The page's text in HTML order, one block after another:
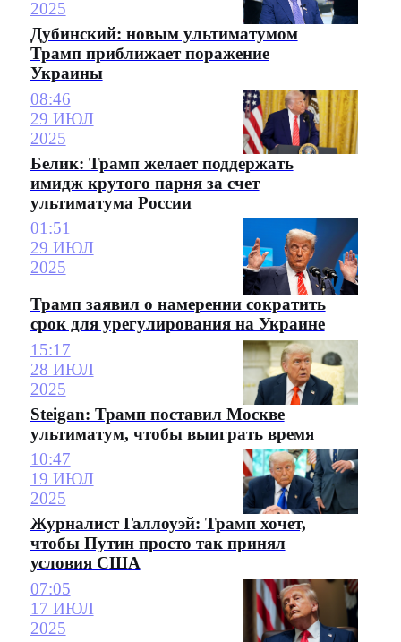
2025
Дубинский: новым ультиматумом
Трамп приближает поражение
Украины
08:46
29 ИЮЛ
2025
Белик: Трамп желает поддержать
имидж крутого парня за счет
ультиматума России
01:51
29 ИЮЛ
2025
Трамп заявил о намерении сократить
срок для урегулирования на Украине
15:17
28 ИЮЛ
2025
Steigan: Трамп поставил Москве
ультиматум, чтобы выиграть время
10:47
19 ИЮЛ
2025
Журналист Галлоуэй: Трамп хочет,
чтобы Путин просто так принял
условия США
07:05
17 ИЮЛ
2025